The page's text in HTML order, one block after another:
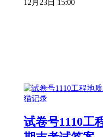
12月23日 15:00
试卷号1110工